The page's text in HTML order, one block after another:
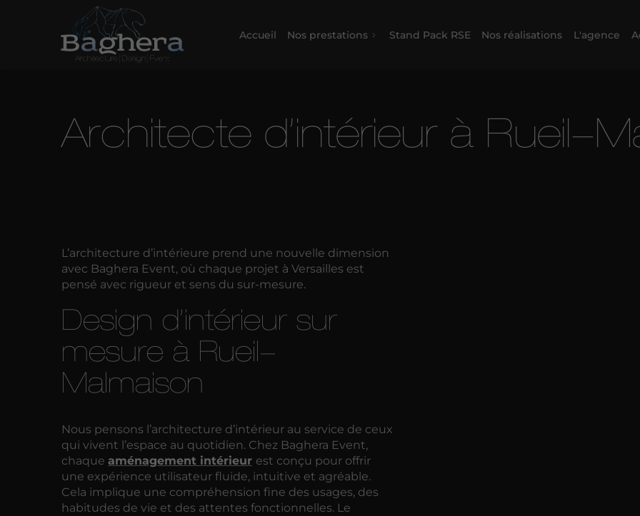
Accueil Nos prestations Stand Pack RSE Nos réalisations L'agence
Architecte d’intérieur à Rueil-
L’architecture d’intérieure prend une nouvelle dimension
avec Baghera Event, où chaque projet à Versailles est
pensé avec rigueur et sens du sur-mesure.
Design d’intérieur sur
mesure à Rueil-
Malmaison
Nous pensons l’architecture d’intérieur au service de ceux
qui vivent l’espace au quotidien. Chez Baghera Event,
chaque aménagement intérieur est conçu pour offrir
une expérience utilisateur fluide, intuitive et agréable.
Cela implique une compréhension fine des usages, des
habitudes de vie et des attentes fonctionnelles. Le